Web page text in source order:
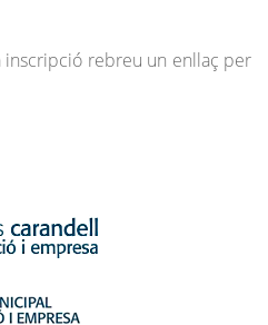
inscripció rebreu un enllaç per